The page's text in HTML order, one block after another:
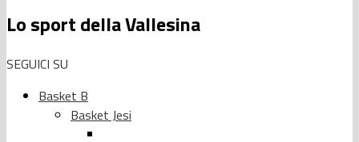
Lo sport della Vallesina
SEGUICI SU
Basket B
Basket Jesi